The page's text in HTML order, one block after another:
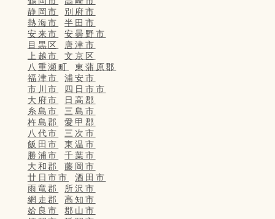
静岡市
別府市
熱海市
半田市
安来市
安曇野市
目黒区
唐津市
上越市
文京区
八重瀬町
東蒲原郡
福津市
浦安市
市川市
四日市市
大府市
日高郡
糸島市
三島市
杵島郡
愛甲郡
八代市
三次市
飯田市
東温市
勝浦市
千葉市
大和郡
藤岡市
廿日市市
酒田市
雨竜郡
所沢市
網走郡
高知市
姶良市
郡山市